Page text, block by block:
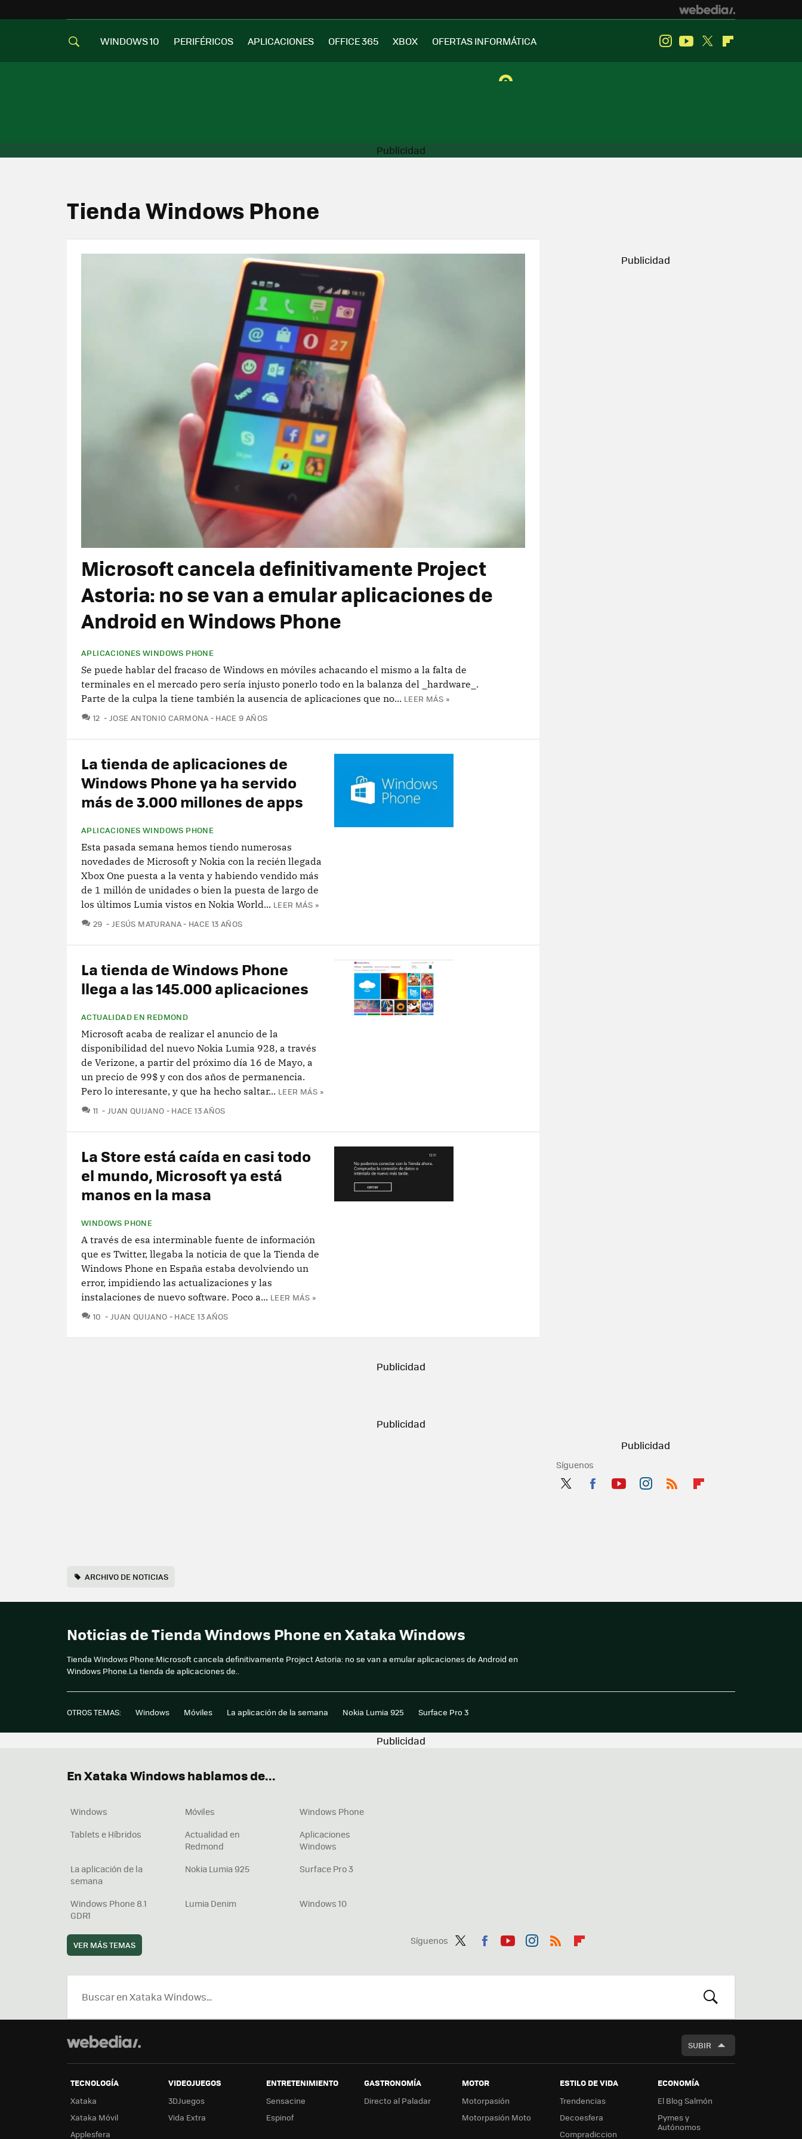
WINDOWS 10 PERIFÉRICOS APLICACIONES OFFICE 365 XBOX OFERTAS INFORMÁTICA InstagramYoutube
Twitter
Tienda Windows Phone
Microsoft cancela definitivamente Project
Astoria: no se van a emular aplicaciones de
Android en Windows Phone
APLICACIONES WINDOWS PHONE
Se puede hablar del fracaso de Windows en móviles achacando el mismo a la falta de
terminales en el mercado pero sería injusto ponerlo todo en la balanza del _hardware_.
Parte de la culpa la tiene también la ausencia de aplicaciones que no... LEER MÁS »
12 COMENTARIOS
JOSE ANTONIO CARMONA HACE 9 AÑOS
La tienda de aplicaciones de
Windows Phone ya ha servido
más de 3.000 millones de apps
APLICACIONES WINDOWS PHONE
Esta pasada semana hemos tiendo numerosas
novedades de Microsoft y Nokia con la recién llegada
Xbox One puesta a la venta y habiendo vendido más
de 1 millón de unidades o bien la puesta de largo de
los últimos Lumia vistos en Nokia World... LEER MÁS »
29 COMENTARIOS
JESÚS MATURANA HACE 13 AÑOS
La tienda de Windows Phone
llega a las 145.000 aplicaciones
ACTUALIDAD EN REDMOND
Microsoft acaba de realizar el anuncio de la
disponibilidad del nuevo Nokia Lumia 928, a través
de Verizone, a partir del próximo día 16 de Mayo, a
un precio de 99$ y con dos años de permanencia.
Pero lo interesante, y que ha hecho saltar... LEER MÁS »
11 COMENTARIOS
JUAN QUIJANO HACE 13 AÑOS
La Store está caída en casi todo
el mundo, Microsoft ya está
manos en la masa
WINDOWS PHONE
A través de esa interminable fuente de información
que es Twitter, llegaba la noticia de que la Tienda de
Windows Phone en España estaba devolviendo un
error, impidiendo las actualizaciones y las
instalaciones de nuevo software. Poco a... LEER MÁS »
10 COMENTARIOS
JUAN QUIJANO HACE 13 AÑOS
Síguenos
ARCHIVO DE NOTICIAS
Noticias de Tienda Windows Phone en Xataka Windows
Tienda Windows Phone:Microsoft cancela definitivamente Project Astoria: no se van a emular aplicaciones de Android en
Windows Phone.La tienda de aplicaciones de..
OTROS TEMAS: Windows Móviles La aplicación de la semana Nokia Lumia 925 Surface Pro 3
Síguenos
ter
ebo tub agr
boa
En Xataka Windows hablamos de...
Windows Móviles
Windows Phone
Tablets e Híbridos
Actualidad en
Redmond
Aplicaciones
Windows
La aplicación de la
semana
Nokia Lumia 925 Surface Pro 3
Windows Phone 8.1
GDR1
Lumia Denim Windows 10
VER MÁS TEMAS
BUSCAR
SUBIR
TECNOLOGÍA
Xataka
Xataka Móvil
Applesfera
VIDEOJUEGOS
3DJuegos
Vida Extra
ENTRETENIMIENTO
Sensacine
Espinof
GASTRONOMÍA
Directo al Paladar
MOTOR
Motorpasión
Motorpasión Moto
ESTILO DE VIDA
Trendencias
Decoesfera
Compradiccion
ECONOMÍA
El Blog Salmón
Pymes y
Autónomos